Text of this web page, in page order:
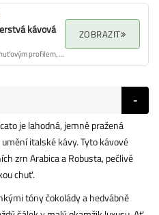
kávová
Čerstvě pražená káva s lepším chuťovým profilem, aroma a celkovou kvalitou.
ZOBRAZIT
je lahodná, jemně pražená
italské kávy. Tyto kávové
zrn Arabica a Robusta, pečlivě
chuť.
tóny čokolády a hedvábně